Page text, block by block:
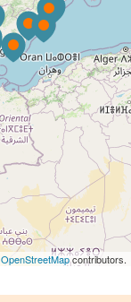
OpenStreetMapcontributors.